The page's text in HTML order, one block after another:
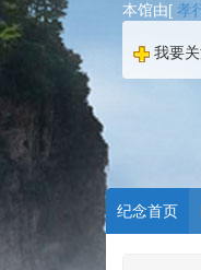
本馆由[ 孝
我要
纪念首页